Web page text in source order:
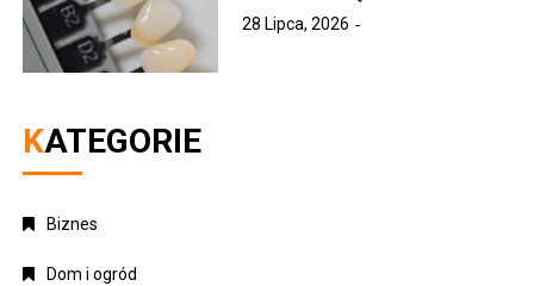
28 Lipca, 2026
KATEGORIE
Biznes
Dom i ogród